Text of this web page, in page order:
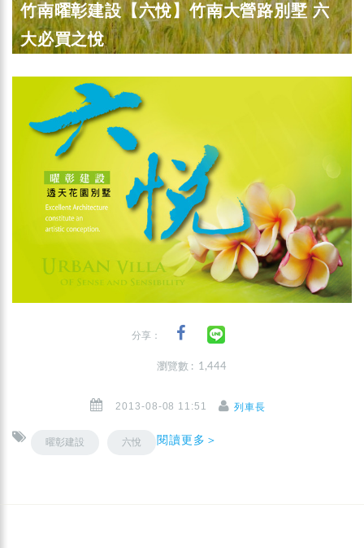
竹南曜彰建設【六悅】竹南大營路別墅 六
大必買之悅
分享：
瀏覽數 : 1,444
2013-08-08 11:51 列車長
曜彰建設 六悅 閱讀更多＞